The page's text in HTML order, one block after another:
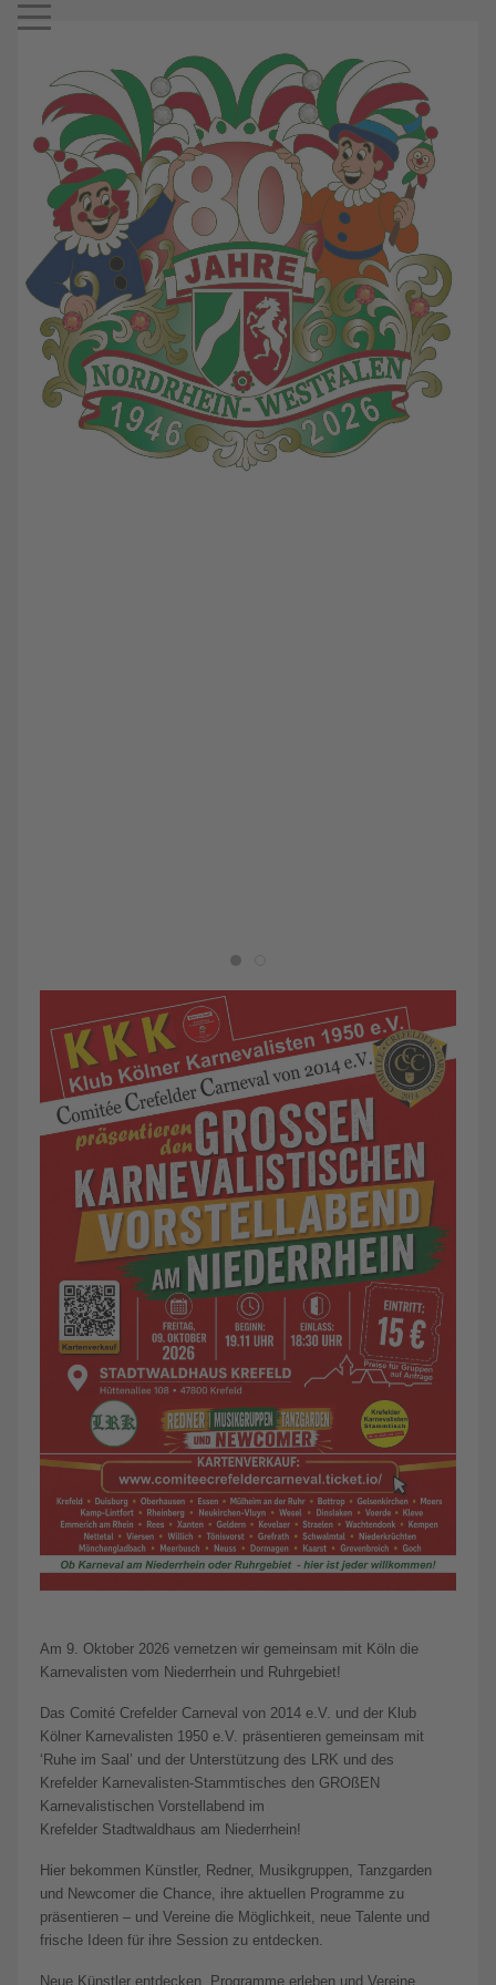
Mobile Menu Toggle
Am 9. Oktober 2026 vernetzen wir gemeinsam mit Köln die
Karnevalisten vom Niederrhein und Ruhrgebiet!
Das Comité Crefelder Carneval von 2014 e.V. und der Klub
Kölner Karnevalisten 1950 e.V. präsentieren gemeinsam mit
‘Ruhe im Saal’ und der Unterstützung des LRK und des
Krefelder Karnevalisten-Stammtisches den GROßEN
Karnevalistischen Vorstellabend im
Krefelder Stadtwaldhaus am Niederrhein!
Hier bekommen Künstler, Redner, Musikgruppen, Tanzgarden
und Newcomer die Chance, ihre aktuellen Programme zu
präsentieren – und Vereine die Möglichkeit, neue Talente und
frische Ideen für ihre Session zu entdecken.
Neue Künstler entdecken, Programme erleben und Vereine